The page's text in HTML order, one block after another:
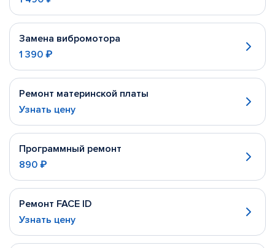
Замена вибромотора
1 390 ₽
Ремонт материнской платы
Узнать цену
Программный ремонт
890 ₽
Ремонт FACE ID
Узнать цену